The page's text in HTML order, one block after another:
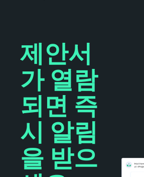
제안서
가 열람
되면 즉
시 알림
을 받으